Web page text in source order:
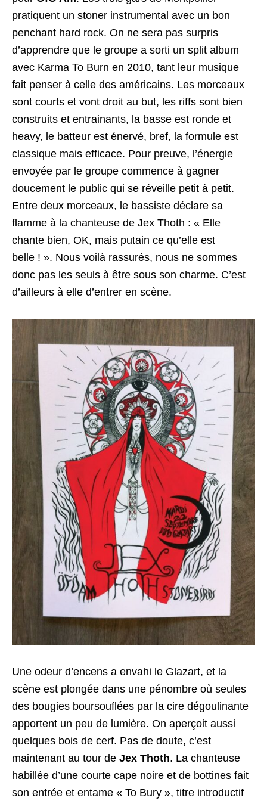
pratiquent un stoner instrumental avec un bon
penchant hard rock. On ne sera pas surpris
d’apprendre que le groupe a sorti un split album
avec Karma To Burn en 2010, tant leur musique
fait penser à celle des américains. Les morceaux
sont courts et vont droit au but, les riffs sont bien
construits et entrainants, la basse est ronde et
heavy, le batteur est énervé, bref, la formule est
classique mais efficace. Pour preuve, l’énergie
envoyée par le groupe commence à gagner
doucement le public qui se réveille petit à petit.
Entre deux morceaux, le bassiste déclare sa
flamme à la chanteuse de Jex Thoth : « Elle
chante bien, OK, mais putain ce qu’elle est
belle ! ». Nous voilà rassurés, nous ne sommes
donc pas les seuls à être sous son charme. C’est
d’ailleurs à elle d’entrer en scène.
Une odeur d’encens a envahi le Glazart, et la
scène est plongée dans une pénombre où seules
des bougies boursouflées par la cire dégoulinante
apportent un peu de lumière. On aperçoit aussi
quelques bois de cerf. Pas de doute, c’est
maintenant au tour de Jex Thoth. La chanteuse
habillée d’une courte cape noire et de bottines fait
son entrée et entame « To Bury », titre introductif